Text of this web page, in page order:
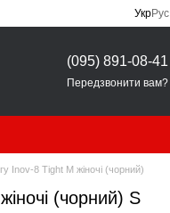
УкрРус
(095) 891-08-41
Передзвонити вам?
Inov-8 Tight M жіночі (чорний)
(чорний) S